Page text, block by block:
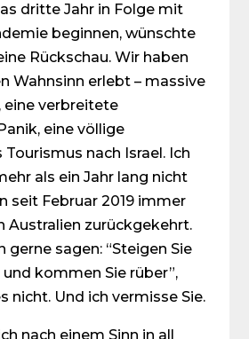
dritte Jahr in Folge mit
beginnen, wünschte
Rückschau. Wir haben
Wahnsinn erlebt – massive
eine verbreitete
eine völlige
nach Israel. Ich
als ein Jahr lang nicht
seit Februar 2019 immer
Australien zurückgekehrt.
gerne sagen: “Steigen Sie
kommen Sie rüber”,
nicht. Und ich vermisse Sie.
nach einem Sinn in all